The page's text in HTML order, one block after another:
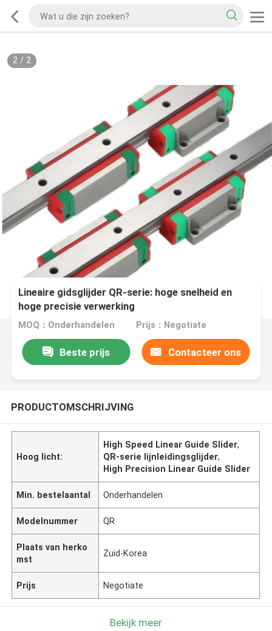
2/ 2
Lineaire gidsglijder QR-serie: hoge snelheid en
hoge precisie verwerking
MOQ：Onderhandelen Prijs：Negotiate
Beste prijs Contacteer ons
PRODUCTOMSCHRIJVING
Hoog licht:
High Speed Linear Guide Slider,
QR-serie lijnleidingsglijder,
High Precision Linear Guide Slider
Min. bestelaantal Onderhandelen
Modelnummer QR
Plaats van herko
mst
Zuid-Korea
Prijs Negotiate
Bekijk meer